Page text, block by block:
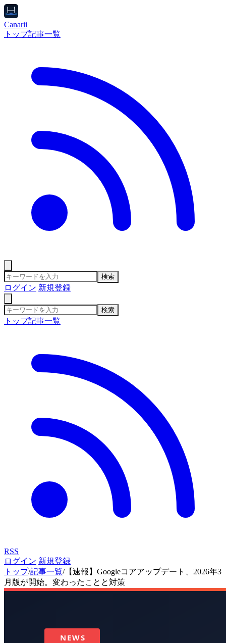
Canarii
トップ記事一覧
検索
ログイン 新規登録
検索
トップ記事一覧
RSS
ログイン 新規登録
トップ/記事一覧/【速報】Googleコアアップデート、2026年3
月版が開始。変わったことと対策